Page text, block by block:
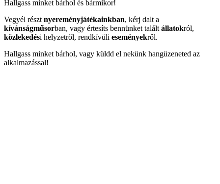
Hallgass minket bárhol és bármikor!
Vegyél résztnyereményjátékainkban, kérj dalt a
kívánságműsorban, vagy értesíts bennünket találtállatokról,
közlekedési helyzetről, rendkívüli eseményekről.
Hallgass minket bárhol, vagy küldd el nekünk hangüzeneted az
alkalmazással!